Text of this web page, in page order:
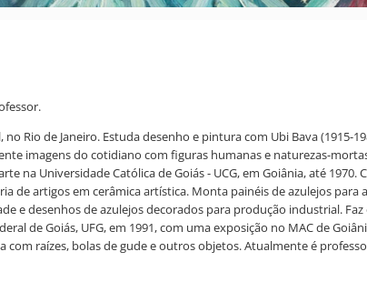
Rio de Janeiro. Estuda desenho e pintura com Ubi Bava (1915-
imagens do cotidiano com figuras humanas e naturezas-
na Universidade Católica de Goiás - UCG, em Goiânia, até
de artigos em cerâmica artística. Monta painéis de azulejos para
e desenhos de azulejos decorados para produção industrial.
de Goiás, UFG, em 1991, com uma exposição no MAC de
raízes, bolas de gude e outros objetos. Atualmente é